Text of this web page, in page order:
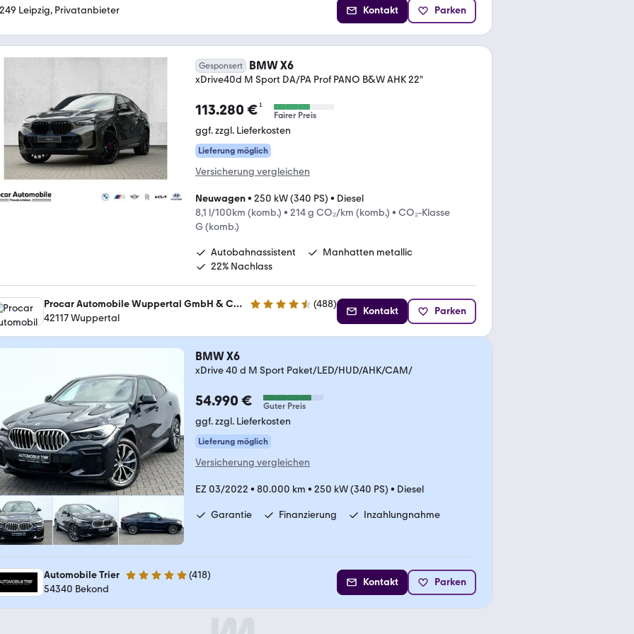
Leipzig, Privatanbieter Kontakt Parken
Gesponsert BMW X6
xDrive40d M Sport DA/PA Prof PANO B&W AHK 22"
113.280 €¹
Fairer Preis
ggf. zzgl. Lieferkosten
Lieferung möglich
Versicherung vergleichen
Neuwagen• 250 kW (340 PS) • Diesel
8,1 l/100km (komb.) • 214 g CO₂/km (komb.) • CO₂-Klasse
G (komb.)
Autobahnassistent
Manhatten metallic
22% Nachlass
Procar Automobile Wuppertal GmbH & Co. KG 4.5 Sterne (488)
42117 Wuppertal
Kontakt Parken
BMW X6
xDrive 40 d M Sport Paket/LED/HUD/AHK/CAM/
54.990 € Guter Preis
ggf. zzgl. Lieferkosten
Lieferung möglich
Versicherung vergleichen
EZ 03/2022 • 80.000 km • 250 kW (340 PS) • Diesel
Garantie Finanzierung Inzahlungnahme
Automobile Trier 4.9 Sterne (418)
54340 Bekond
Kontakt Parken